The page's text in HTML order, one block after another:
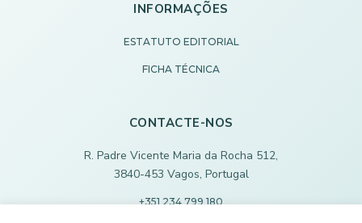
INFORMAÇÕES
ESTATUTO EDITORIAL
FICHA TÉCNICA
CONTACTE-NOS
R. Padre Vicente Maria da Rocha 512,
3840-453 Vagos, Portugal
+351 234 799 180